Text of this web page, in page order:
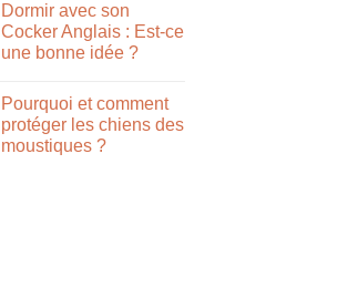
Dormir avec son
Cocker Anglais : Est-ce
une bonne idée ?
Pourquoi et comment
protéger les chiens des
moustiques ?